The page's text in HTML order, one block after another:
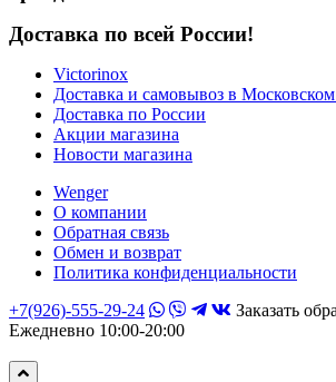
Доставка по всей России!
Victorinox
Доставка и самовывоз в
Доставка по России
Акции магазина
Новости магазина
Wenger
О компании
Обратная связь
Обмен и возврат
Политика конфиденциальности
+7(926)-555-29-24
Заказать
Ежедневно 10:00-20:00